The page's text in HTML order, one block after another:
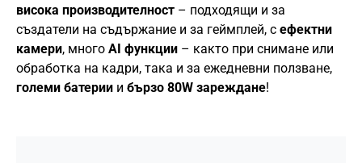
висока производителност – подходящи и за
създатели на съдържание и за геймплей, с ефектни
камери, много AI функции – както при снимане или
обработка на кадри, така и за ежедневни ползване,
големи батерии и бързо 80W зареждане!